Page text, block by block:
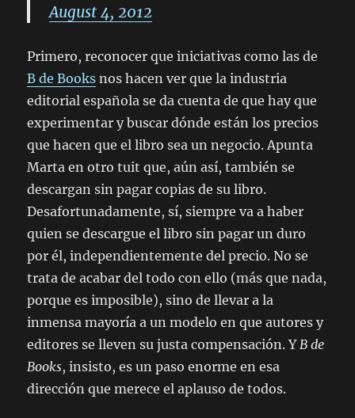
August 4, 2012
Primero, reconocer que iniciativas como las de
B de Books nos hacen ver que la industria
editorial española se da cuenta de que hay que
experimentar y buscar dónde están los precios
que hacen que el libro sea un negocio. Apunta
Marta en otro tuit que, aún así, también se
descargan sin pagar copias de su libro.
Desafortunadamente, sí, siempre va a haber
quien se descargue el libro sin pagar un duro
por él, independientemente del precio. No se
trata de acabar del todo con ello (más que nada,
porque es imposible), sino de llevar a la
inmensa mayoría a un modelo en que autores y
editores se lleven su justa compensación. Y B de
Books, insisto, es un paso enorme en esa
dirección que merece el aplauso de todos.